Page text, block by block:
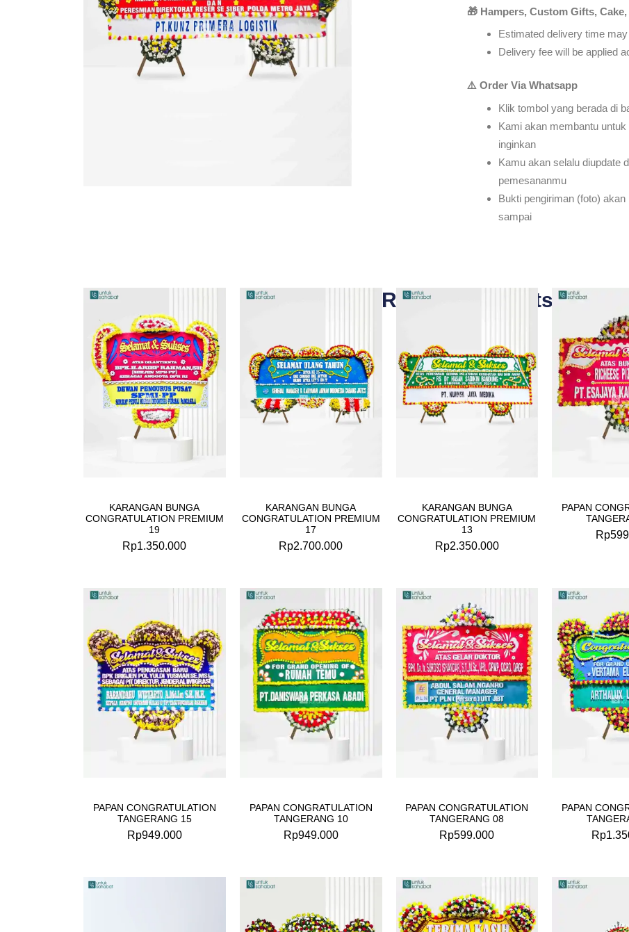
🎁 Hampers, Custom Gifts,
Estimated delivery time
Delivery fee will be applied
⚠️ Order Via Whatsapp
Klik tombol yang berada di
Kami akan membantu
inginkan
Kamu akan selalu diupdate
pemesananmu
Bukti pengiriman (foto)
sampai
Related Products
KARANGAN BUNGA
CONGRATULATION PREMIUM
19
Rp1.350.000
KARANGAN BUNGA
CONGRATULATION PREMIUM
17
Rp2.700.000
KARANGAN BUNGA
CONGRATULATION PREMIUM
13
Rp2.350.000
PAPAN
Rp
PAPAN CONGRATULATION
TANGERANG 15
Rp949.000
PAPAN CONGRATULATION
TANGERANG 10
Rp949.000
PAPAN CONGRATULATION
TANGERANG 08
Rp599.000
PAPAN
Rp